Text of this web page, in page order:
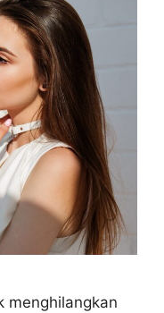
menghilangkan